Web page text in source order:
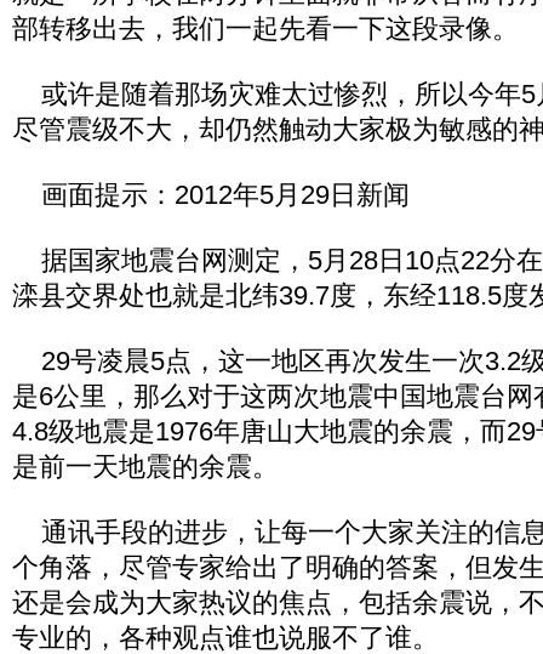
部转移出去，我们一起先看一下这段录像。
或许是随着那场灾难太过惨烈，所以今年5
尽管震级不大，却仍然触动大家极为敏感的
画面提示：2012年5月29日新闻
据国家地震台网测定，5月28日10点22分
滦县交界处也就是北纬39.7度，东经118.5度
29号凌晨5点，这一地区再次发生一次3.2
是6公里，那么对于这两次地震中国地震台
4.8级地震是1976年唐山大地震的余震，而
是前一天地震的余震。
通讯手段的进步，让每一个大家关注的信
个角落，尽管专家给出了明确的答案，但发
还是会成为大家热议的焦点，包括余震说，
专业的，各种观点谁也说服不了谁。